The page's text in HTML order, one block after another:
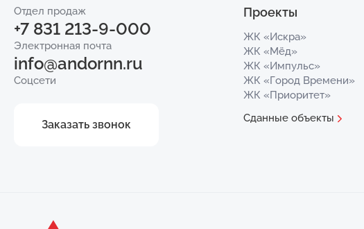
Отдел продаж
+7 831 213-9-000
Электронная почта
info@andornn.ru
Соцсети
Заказать звонок
Проекты
ЖК «Искра»
ЖК «Мёд»
ЖК «Импульс»
ЖК «Город Времени»
ЖК «Приоритет»
Сданные объекты